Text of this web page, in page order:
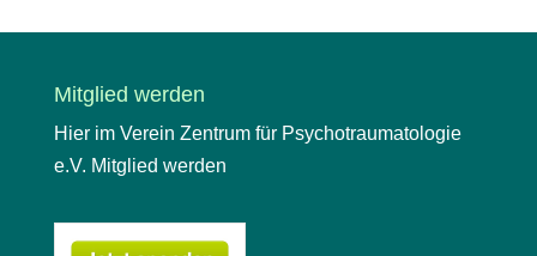
Mitglied werden
Hier im Verein Zentrum für Psychotraumatologie
e.V. Mitglied werden